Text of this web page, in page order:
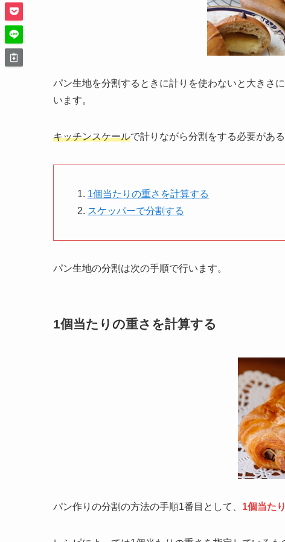
パン生地を分割するときに計りを使わないと大きさ
います。
キッチンスケールで計りながら分割 をする必要があ
1個当たりの重さを計算する
スケッパーで分割する
パン生地の分割は次の手順で行います。
1個当たりの重さを計算する
パン作りの分割の方法の手順1番目として、 1個当た